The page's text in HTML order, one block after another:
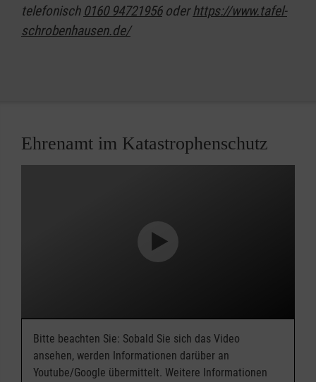
telefonisch 0160 94721956oderhttps://www.tafel-
schrobenhausen.de/
Ehrenamt im Katastrophenschutz
Bitte beachten Sie: Sobald Sie sich das Video
ansehen, werden Informationen darüber an
Youtube/Google übermittelt. Weitere Informationen